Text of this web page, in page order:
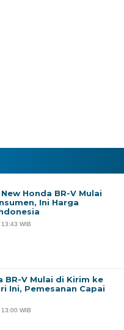
Honda BR-V Mulai
Ini Harga
WIB
BR-V Mulai di Kirim ke
Ini, Pemesanan Capai
WIB